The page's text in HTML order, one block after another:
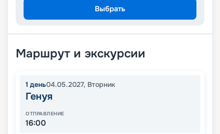
Выбрать
Маршрут и экскурсии
1 день04.05.2027, Вторник
Генуя
ОТПРАВЛЕНИЕ
16:00